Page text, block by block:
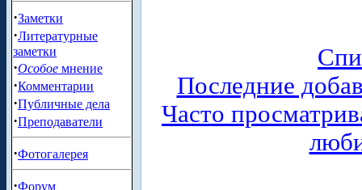
·Заметки
·Литературные
заметки
·Особое мнение
·Комментарии
·Публичные дела
·Преподаватели
·Фотогалерея
·Форум
Последние
Часто